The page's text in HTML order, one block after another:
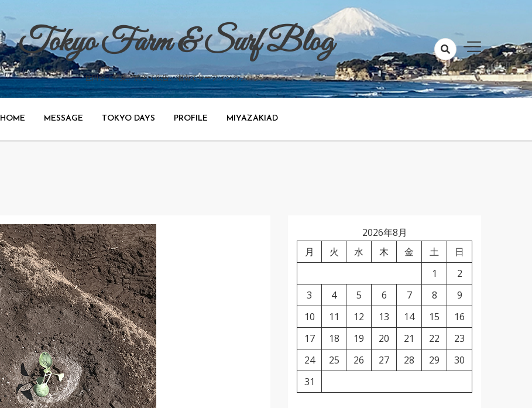
Tokyo Farm & Surf Blog
世田谷で野菜、渋谷で広告、湘南でサーフィンのブログ。
HOME MESSAGE TOKYO DAYS PROFILE MIYAZAKIAD
2026年8月
月
火 水 木 金 土
日
1
2
3
4 5 6 7 8
9
10
11 12 13 14 15
16
17
18 19 20 21 22
23
24
25 26 27 28 29
30
31